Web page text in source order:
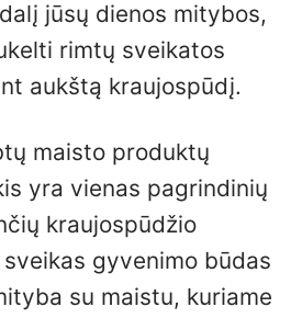
jūsų dienos mitybos,
rimtų sveikatos
aukštą kraujospūdį.
maisto produktų
yra vienas pagrindinių
kraujospūdžio
gyvenimo būdas
su maistu, kuriame